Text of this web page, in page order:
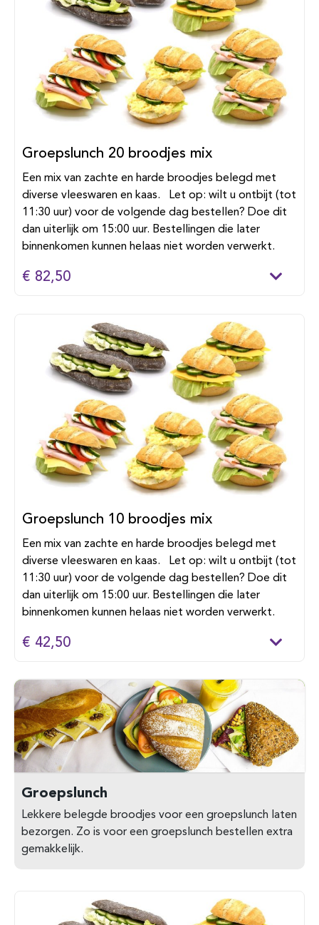
Groepslunch 20 broodjes mix
Een mix van zachte en harde broodjes belegd met
diverse vleeswaren en kaas. Let op: wilt u ontbijt (tot
11:30 uur) voor de volgende dag bestellen? Doe dit
dan uiterlijk om 15:00 uur. Bestellingen die later
binnenkomen kunnen helaas niet worden verwerkt.
€ 82,50
Groepslunch 10 broodjes mix
Een mix van zachte en harde broodjes belegd met
diverse vleeswaren en kaas. Let op: wilt u ontbijt (tot
11:30 uur) voor de volgende dag bestellen? Doe dit
dan uiterlijk om 15:00 uur. Bestellingen die later
binnenkomen kunnen helaas niet worden verwerkt.
€ 42,50
Groepslunch
Lekkere belegde broodjes voor een groepslunch laten
bezorgen. Zo is voor een groepslunch bestellen extra
gemakkelijk.